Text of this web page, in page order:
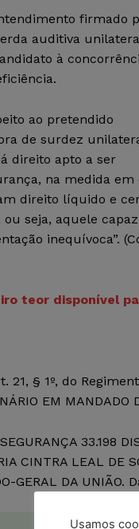
firmado
auditiva
à
ao pretendido
de surdez
direito apto a ser
na medida em
direito líquido e
seja, aquele
inequívoca”.
teor disponível
21, § 1º, do
EM MANDADO
33.198
CINTRA LEAL DE
GERAL DA
Usamos